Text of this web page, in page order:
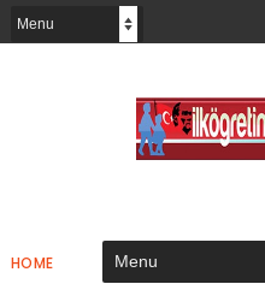
HOME